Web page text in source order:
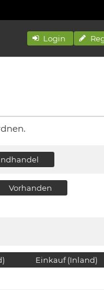
Login
Vorhanden
Einkauf (Inland)